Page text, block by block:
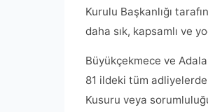
Kurulu Başkanlığı
daha sık, kapsamlı ve
Büyükçekmece ve
81 ildeki tüm
Kusuru veya